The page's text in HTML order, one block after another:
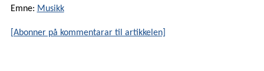
Emne: Musikk
[Abonner på kommentarar til artikkelen]